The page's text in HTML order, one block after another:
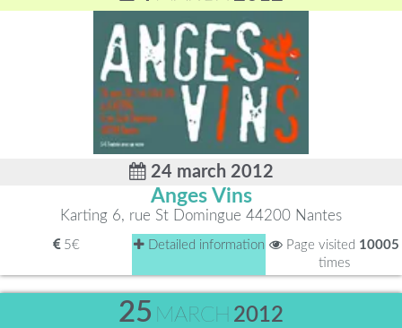
24 march 2012
Anges Vins
Karting 6, rue St Domingue 44200 Nantes
5€ Detailed information Page visited 10005
times
25 MARCH 2012